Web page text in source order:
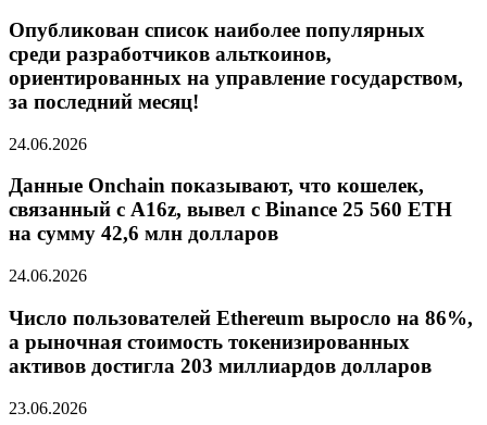
Опубликован список наиболее популярных
среди разработчиков альткоинов,
ориентированных на управление государством,
за последний месяц!
24.06.2026
Данные Onchain показывают, что кошелек,
связанный с A16z, вывел с Binance 25 560 ETH
на сумму 42,6 млн долларов
24.06.2026
Число пользователей Ethereum выросло на 86%,
а рыночная стоимость токенизированных
активов достигла 203 миллиардов долларов
23.06.2026